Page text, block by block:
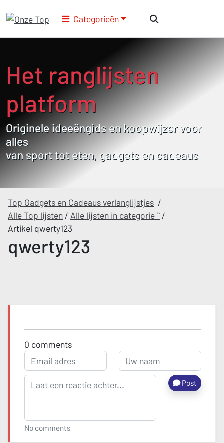
Categorieën
Het ranglijsten
platform
Originele ideeëngids en koopwijzer voor
alles
van sport tot eten, gadgets en cadeaus
Top Gadgets en Cadeaus verlanglijstjes /
Alle Top lijsten / Alle lijsten in categorie `` /
Artikel qwerty123
qwerty123
0 comments
Post
No comments